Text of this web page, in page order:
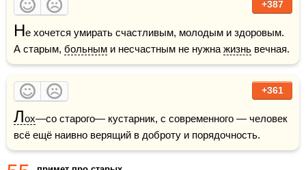
+387
Не хочется умирать счастливым, молодым и здоровым.
А старым, больным и несчастным не нужна жизнь вечная.
+361
Лох—со старого— кустарник, с современного — человек
всё ещё наивно верящий в доброту и порядочность.